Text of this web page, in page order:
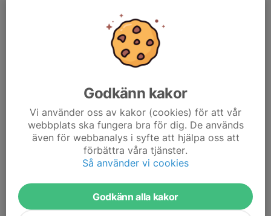
medlempå vår hemsida om du inte
redan gjort det 2026 (50kr).
du vill vara med på,
fortsättningsträning
(250kr)
grundträning(150kr).
Anmäl dig till de träningar du vill vara med på i vårt
kalendarium, se respektive kalendarium i träningsnivåernas
undersidor i toppmenyn.
Godkänn kakor
Vi använder oss av kakor (cookies) för att vår
webbplats ska fungera bra för dig. De används
även för webbanalys i syfte att hjälpa oss att
förbättra våra tjänster.
Så använder vi cookies
Godkänn alla kakor